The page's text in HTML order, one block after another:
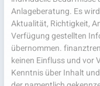
Anlageberatung. Es
Aktualität, Richtigkeit,
Verfügung gestellten
übernommen.
keinen Einfluss und vor
Kenntnis über Inhalt